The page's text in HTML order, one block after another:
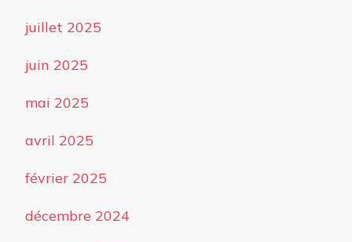
juillet 2025
juin 2025
mai 2025
avril 2025
février 2025
décembre 2024